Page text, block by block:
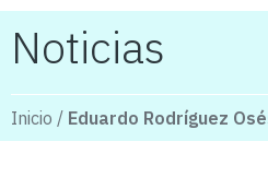
Noticias
Inicio / Eduardo Rodríguez